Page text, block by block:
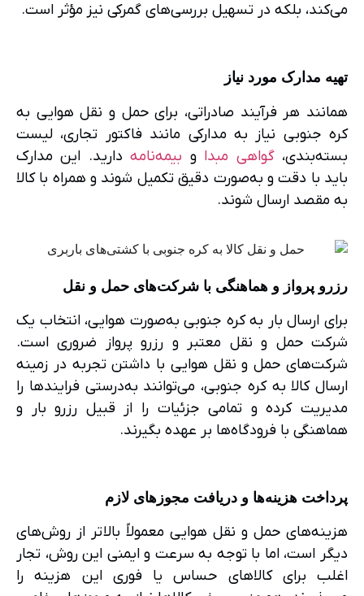
می‌کند، بلکه در تسهیل بررسی‌های گمرکی نیز مؤثر است.
تهیه مدارک مورد نیاز
همانند هر فرآیند صادراتی، برای حمل و نقل هوایی به
کره جنوبی نیاز به مدارکی مانند فاکتور تجاری، لیست
بسته‌بندی،گواهی مبدا و بیمه‌نامهدارید. این مدارک
باید با دقت و به‌صورت دقیق تکمیل شوند و همراه با کالا
به مقصد ارسال شوند.
رزرو پرواز و هماهنگی با شرکت‌های حمل و نقل
برای ارسال بار به کره جنوبی به‌صورت هوایی، انتخاب یک
شرکت حمل و نقل معتبر و رزرو پرواز ضروری است.
شرکت‌های حمل و نقل هوایی با داشتن تجربه در زمینه
ارسال کالا به کره جنوبی، می‌توانند به‌درستی فرایندها را
مدیریت کرده و تمامی جزئیات را از قبیل رزرو بار و
هماهنگی با فرودگاه‌ها بر عهده بگیرند.
پرداخت هزینه‌ها و دریافت مجوزهای لازم
هزینه‌های حمل و نقل هوایی معمولاً بالاتر از روش‌های
دیگر است، اما با توجه به سرعت و ایمنی این روش، تجار
اغلب برای کالاهای حساس یا فوری این هزینه را